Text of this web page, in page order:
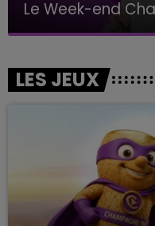
Le Week-end
LES JEUX